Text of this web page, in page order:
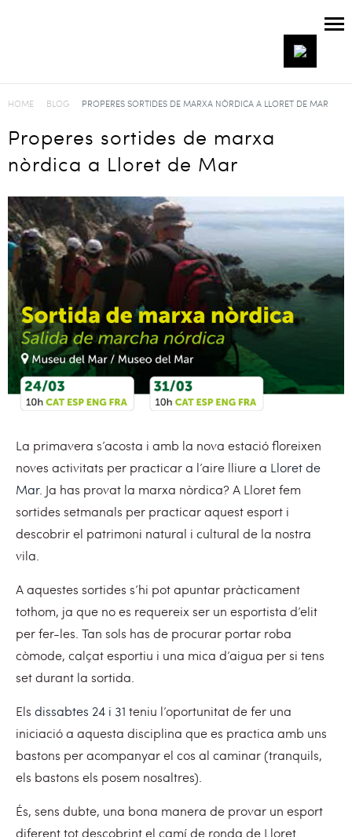
HOME BLOG PROPERES SORTIDES DE MARXA NÒRDICA A LLORET DE MAR
Properes sortides de marxa
nòrdica a Lloret de Mar
La primavera s’acosta i amb la nova estació floreixen
noves activitats per practicar a l’aire lliure a Lloret de
Mar. Ja has provat la marxa nòrdica? A Lloret fem
sortides setmanals per practicar aquest esport i
descobrir el patrimoni natural i cultural de la nostra
vila.
A aquestes sortides s’hi pot apuntar pràcticament
tothom, ja que no es requereix ser un esportista d’elit
per fer-les. Tan sols has de procurar portar roba
còmode, calçat esportiu i una mica d’aigua per si tens
set durant la sortida.
Els dissabtes 24 i 31 teniu l’oportunitat de fer una
iniciació a aquesta disciplina que es practica amb uns
bastons per acompanyar el cos al caminar (tranquils,
els bastons els posem nosaltres).
És, sens dubte, una bona manera de provar un esport
diferent tot descobrint el camí de ronda de Lloret.